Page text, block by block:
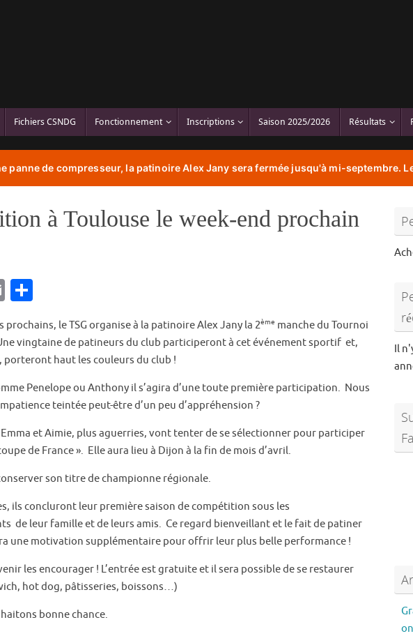
Fichiers CSNDG Fonctionnement Inscriptions Saison 2025/2026 Résultats
panne de compresseur, la patinoire Alex Jany sera fermée jusqu'à mi-septembre.
à Toulouse le week-end prochain
E
ai
l
ta
g
er
prochains, le TSG organise à la patinoire Alex Jany la 2ème manche du Tournoi
vingtaine de patineurs du club participeront à cet événement sportif et,
porteront haut les couleurs du club !
Penelope ou Anthony il s’agira d’une toute première participation. Nous
teintée peut-être d’un peu d’appréhension ?
Emma et Aimie, plus aguerries, vont tenter de se sélectionner pour participer
de France ». Elle aura lieu à Dijon à la fin de mois d’avril.
son titre de championne régionale.
ils concluront leur première saison de compétition sous les
de leur famille et de leurs amis. Ce regard bienveillant et le fait de patiner
une motivation supplémentaire pour offrir leur plus belle performance !
les encourager ! L’entrée est gratuite et il sera possible de se restaurer
hot dog, pâtisseries, boissons…)
bonne chance.
Il